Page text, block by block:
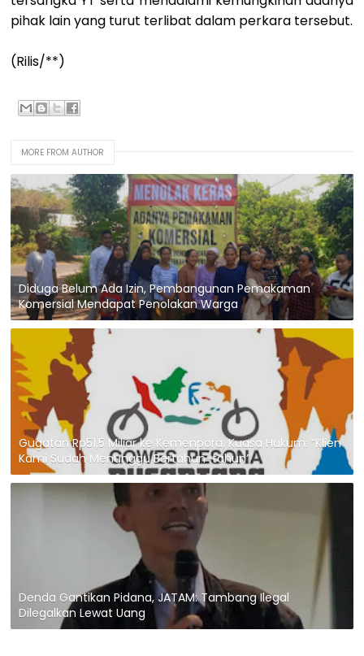
pihak lain yang turut terlibat dalam perkara tersebut.
(Rilis/**)
MORE FROM AUTHOR
Diduga Belum Ada Izin, Pembangunan Pemakaman
Komersial Mendapat Penolakan Warga
Gugatan Rp51,5 Miliar ke Kemenpora, Kuasa Hukum: “Klien
Kami Sudah Menunggu Bertahun-tahun”
Denda Gantikan Pidana, JATAM: Tambang Ilegal
Dilegalkan Lewat Uang